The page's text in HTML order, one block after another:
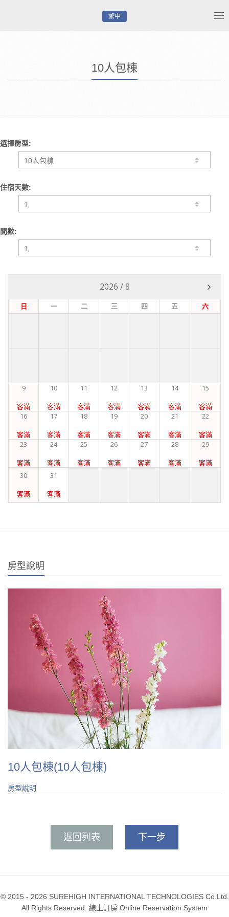
繁中
10人包棟
選擇房型:
住宿天數:
間數:
2026 /8
日 一 二 三 四 五 六
9
客滿
10
客滿
11
客滿
12
客滿
13
客滿
14
客滿
15
客滿
16
客滿
17
客滿
18
客滿
19
客滿
20
客滿
21
客滿
22
客滿
23
客滿
24
客滿
25
客滿
26
客滿
27
客滿
28
客滿
29
客滿
30
客滿
31
客滿
房型說明
10人包棟(10人包棟)
房型說明
返回列表 下一步
© 2015 - 2026 SUREHIGH INTERNATIONAL TECHNOLOGIES Co.Ltd.
All Rights Reserved. 線上訂房 Online Reservation System